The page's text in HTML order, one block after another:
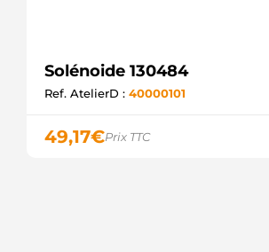
Solénoide 130484
Ref. AtelierD : 40000101
49,17€Prix TTC